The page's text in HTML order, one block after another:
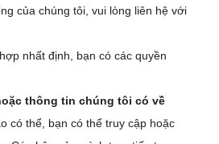
của chúng tôi, vui lòng liên hệ với
nhất định, bạn có các quyền
thông tin chúng tôi có về
có thể, bạn có thể truy cập hoặc